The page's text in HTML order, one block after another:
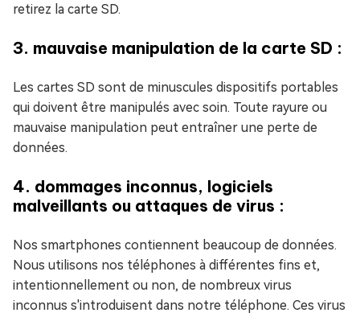
retirez la carte SD.
3. mauvaise manipulation de la carte SD :
Les cartes SD sont de minuscules dispositifs portables
qui doivent être manipulés avec soin. Toute rayure ou
mauvaise manipulation peut entraîner une perte de
données.
4. dommages inconnus, logiciels
malveillants ou attaques de virus :
Nos smartphones contiennent beaucoup de données.
Nous utilisons nos téléphones à différentes fins et,
intentionnellement ou non, de nombreux virus
inconnus s'introduisent dans notre téléphone. Ces virus